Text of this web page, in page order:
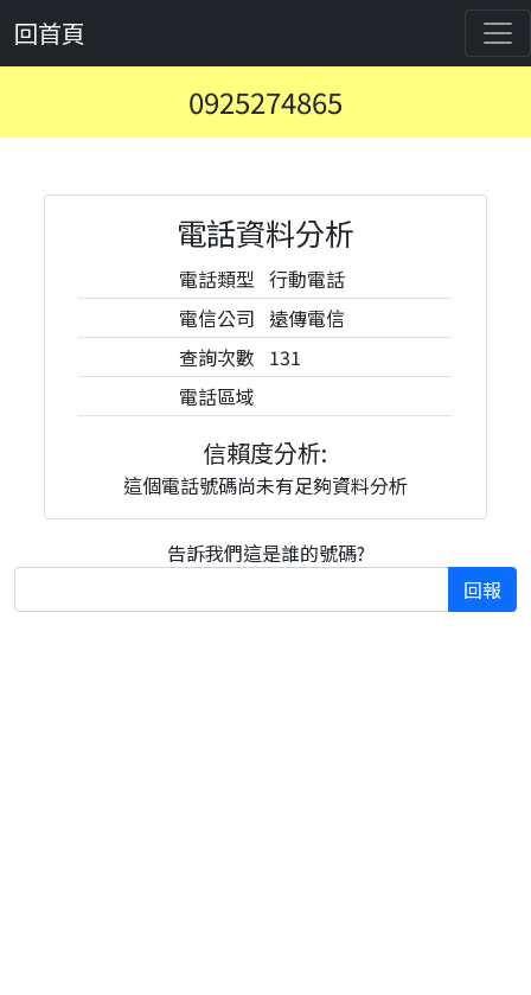
回首頁
0925274865
電話資料分析
電話類型 行動電話
電信公司 遠傳電信
查詢次數 131
電話區域
信賴度分析:
這個電話號碼尚未有足夠資料分析
告訴我們這是誰的號碼?
回報